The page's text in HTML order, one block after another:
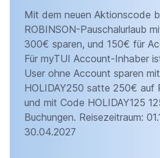
Mit dem neuen Aktionscode
ROBINSON-Pauschalurlaub
300€ sparen, und 150€ für
Für myTUI Account-Inhaber
User ohne Account sparen
HOLIDAY250 satte 250€ auf
und mit Code HOLIDAY125
Buchungen. Reisezeitraum:
30.04.2027